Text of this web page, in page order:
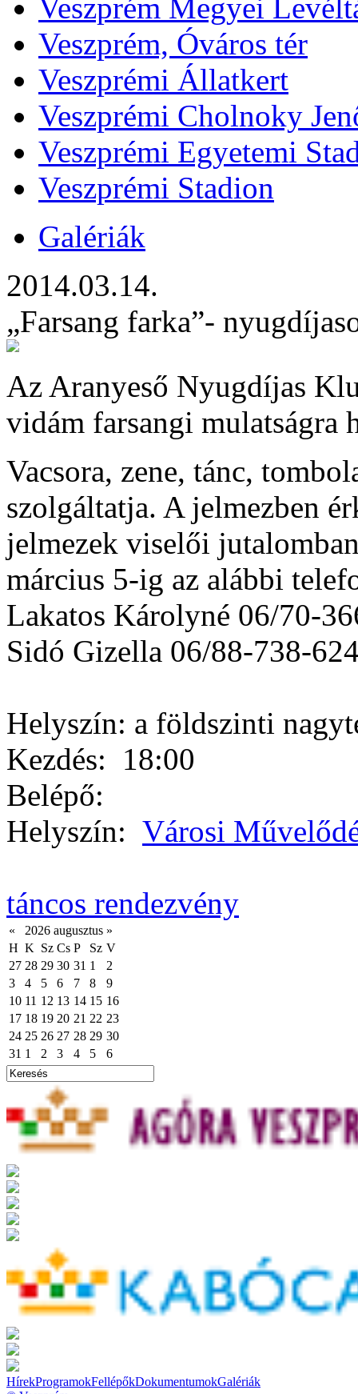
Veszprém Megyei
Veszprém, Óváros tér
Veszprémi Állatkert
Veszprémi Cholnoky
Veszprémi Egyetemi
Veszprémi Stadion
Galériák
2014.03.14.
„Farsang farka”-
Az Aranyeső Nyugdíjas
vidám farsangi mulatságra
Vacsora, zene, tánc,
szolgáltatja. A jelmezben
jelmezek viselői
március 5-ig az alábbi
Lakatos Károlyné 06/70-
Sidó Gizella 06/88-738-
Helyszín: a földszinti
Kezdés: 18:00
Belépő:
Helyszín: Városi
táncos rendezvény
« 2026 augusztus »
H K Sz Cs P Sz V
27 28 29 30 31 1
2
3
4 5 6 7 8
9
10 11 12 13 14 15 16
17 18 19 20 21 22 23
24 25 26 27 28 29 30
31 1 2 3 4 5 6
HírekProgramokFellépőkDokumentumokGalériák